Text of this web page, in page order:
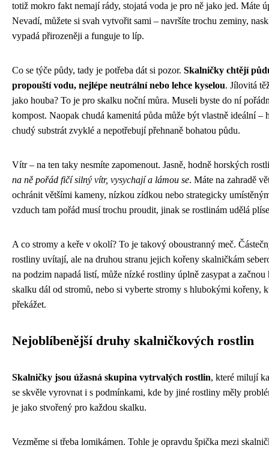
totiž mokro fakt nemají rády, stojatá voda je pro ně jako jed. Máte
Nevadí, můžete si svah vytvořit sami – navršíte trochu zeminy,
vypadá přirozeněji a funguje to líp.
Co se týče půdy, tady je potřeba dát si pozor. Skalničky chtějí
propouští vodu, nejlépe neutrální nebo lehce kyselou. Jílovitá
jako houba? To je pro skalku noční můra. Museli byste do ní
kompost. Naopak chudá kamenitá půda může být vlastně ideální –
chudý substrát zvyklé a nepotřebují přehnaně bohatou půdu.
Vítr – na ten taky nesmíte zapomenout. Jasně, hodně horských
na ně pořád fičí silný vítr, vysychají a lámou se. Máte na zahradě
ochránit většími kameny, nízkou zídkou nebo strategicky
vzduch tam pořád musí trochu proudit, jinak se rostlinám udělá
A co stromy a keře v okolí? To je takový oboustranný meč.
rostliny uvítají, ale na druhou stranu jejich kořeny skalničkám
na podzim napadá listí, může nízké rostliny úplně zasypat a
skalku dál od stromů, nebo si vyberte stromy s hlubokými kořeny,
překážet.
Nejoblíbenější druhy skalničkových rostlin
Skalničky jsou úžasná skupina vytrvalých rostlin, které milují
se skvěle vyrovnat i s podmínkami, kde by jiné rostliny měly
je jako stvořený pro každou skalku.
Vezměme si třeba lomikámen. Tohle je opravdu špička mezi